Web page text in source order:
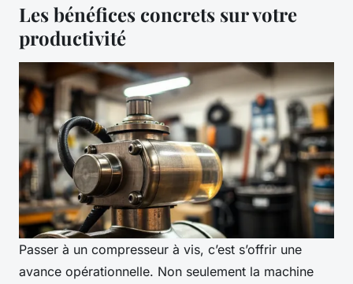
Les bénéfices concrets sur votre
productivité
Passer à un compresseur à vis, c’est s’offrir une
avance opérationnelle. Non seulement la machine